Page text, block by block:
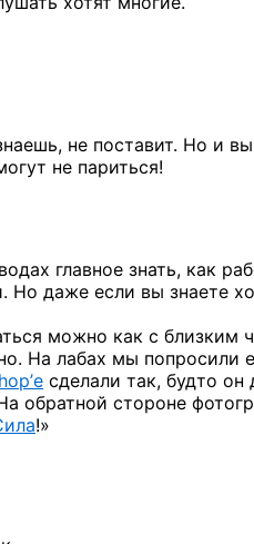
не поставит. Но и
не париться!
главное знать, как
Но даже если вы знаете
можно как с близким
На лабах мы попросили
сделали так, будто
обратной стороне
!»